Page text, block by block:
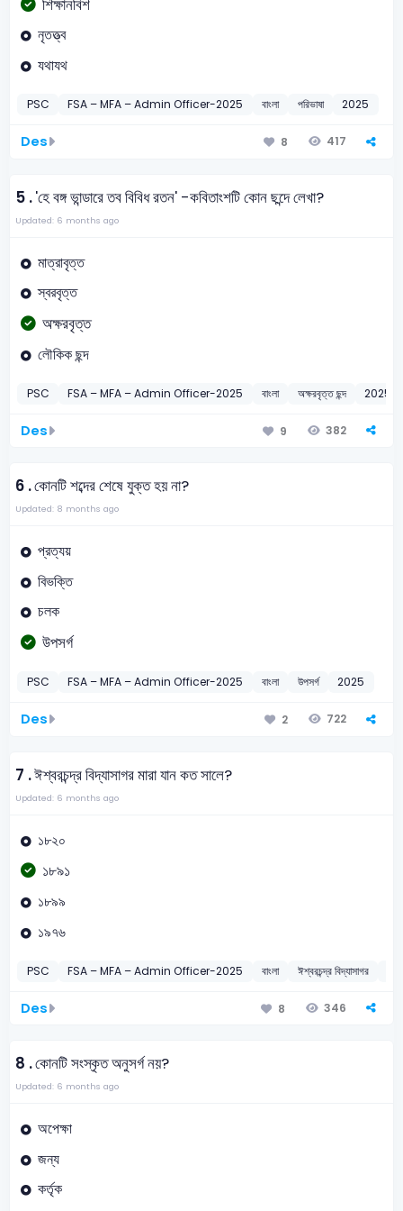
শিক্ষানবিশ
নৃতত্ত্ব
যথাযথ
PSC FSA – MFA – Admin Officer-2025 বাংলা পরিভাষা 2025
Des 8 417
5 .'হে বঙ্গ ভান্ডারে তব বিবিধ রতন' -কবিতাংশটি কোন ছন্দে লেখা?
Updated: 6 months ago
মাত্রাবৃত্ত
স্বরবৃত্ত
অক্ষরবৃত্ত
লৌকিক ছন্দ
PSC FSA – MFA – Admin Officer-2025 বাংলা অক্ষরবৃত্ত ছন্দ 2025
Des 9 382
6 .কোনটি শব্দের শেষে যুক্ত হয় না?
Updated: 8 months ago
প্রত্যয়
বিভক্তি
চলক
উপসর্গ
PSC FSA – MFA – Admin Officer-2025 বাংলা উপসর্গ 2025
Des 2 722
7 .ঈশ্বরচন্দ্র বিদ্যাসাগর মারা যান কত সালে?
Updated: 6 months ago
১৮২০
১৮৯১
১৮৯৯
১৯৭৬
PSC FSA – MFA – Admin Officer-2025 বাংলা ঈশ্বরচন্দ্র বিদ্যাসাগর
Des 8 346
8 .কোনটি সংস্কৃত অনুসর্গ নয়?
Updated: 6 months ago
অপেক্ষা
জন্য
কর্তৃক